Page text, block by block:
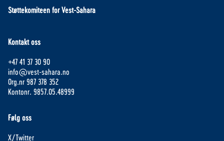
Støttekomiteen for Vest-Sahara
Kontakt oss
+47 41 37 30 90
info@vest-sahara.no
Org.nr 987 378 352
Kontonr. 9857.05.48999
Følg oss
X/Twitter